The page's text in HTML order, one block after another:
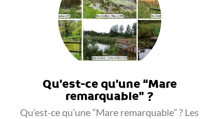
Qu’est-ce qu’une “Mare
remarquable” ?
Qu’est-ce qu’une “Mare remarquable” ? Les